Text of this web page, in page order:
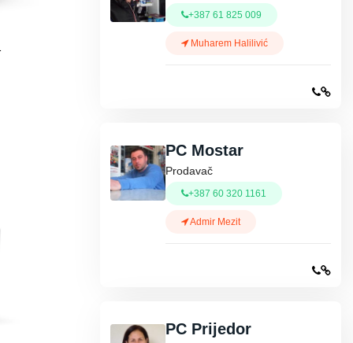
+387 61 825 009
Muharem Halilivić
PC Mostar
Prodavač
+387 60 320 1161
Admir Mezit
PC Prijedor